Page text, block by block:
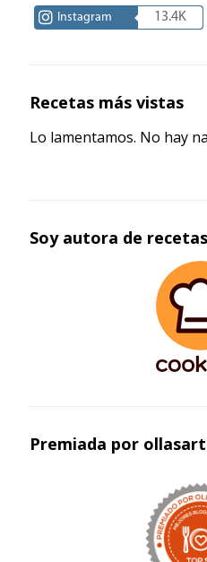
Instagram 13.4K
Recetas más vistas
Lo lamentamos. No hay
Soy autora de
Premiada por